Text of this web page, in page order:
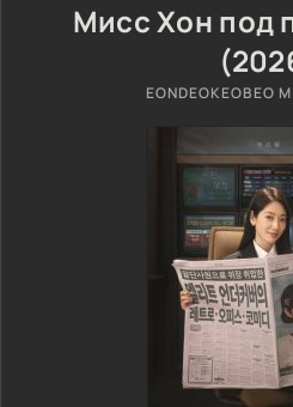
Мисс Хон под
EONDEOKEOBEO